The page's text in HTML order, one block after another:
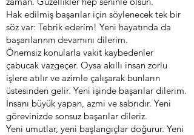
Hak edilmiş başarılar için söylenecek tek bir
söz var: Tebrik ederim! Yeni hayatında da
başarılarının devamını dilerim.
Önemsiz konularla vakit kaybedenler
çabucak vazgeçer. Oysa akıllı insan zorlu
işlere atılır ve azimle çalışarak bunların
üstesinden gelir. Yeni işinde başarılar dilerim.
İnsanı büyük yapan, azmi ve sabrıdır. Yeni
görevinizde sonsuz başarılar dileriz.
Yeni umutlar, yeni başlangıçlar doğurur. Yeni